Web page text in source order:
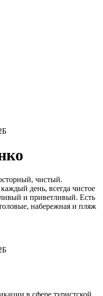
чистый.
день, всегда чистое
и приветливый. Есть
набережная и пляж
в сфере туристской